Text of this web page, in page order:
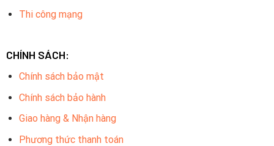
Thi công mạng
CHÍNH SÁCH:
Chính sách bảo mật
Chính sách bảo hành
Giao hàng & Nhận hàng
Phương thức thanh toán